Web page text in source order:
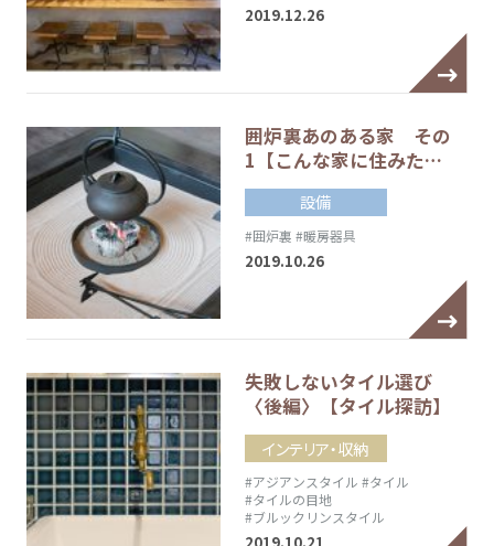
2019.12.26
囲炉裏あのある家 その
1【こんな家に住みた…
設備
#囲炉裏 #暖房器具
2019.10.26
失敗しないタイル選び
〈後編〉【タイル探訪】
インテリア・収納
#アジアンスタイル #タイル
#タイルの目地
#ブルックリンスタイル